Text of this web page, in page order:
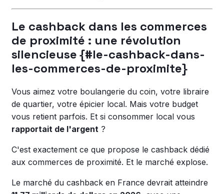
Le cashback dans les commerces
de proximité : une révolution
silencieuse {#le-cashback-dans-
les-commerces-de-proximite}
Vous aimez votre boulangerie du coin, votre libraire
de quartier, votre épicier local. Mais votre budget
vous retient parfois. Et si consommer local vous
rapportait de l'argent ?
C'est exactement ce que propose le cashback dédié
aux commerces de proximité. Et le marché explose.
Le marché du cashback en France devrait atteindre